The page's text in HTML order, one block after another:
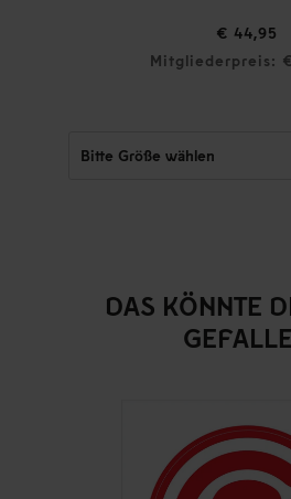
€ 44,95
Mitgliederpreis:
DAS KÖNNTE